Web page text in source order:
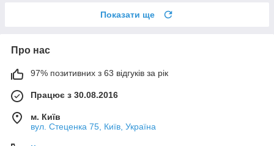
Показати ще
Про нас
97% позитивних з 63 відгуків за рік
Працює з 30.08.2016
м. Київ
вул. Стеценка 75, Київ, Україна